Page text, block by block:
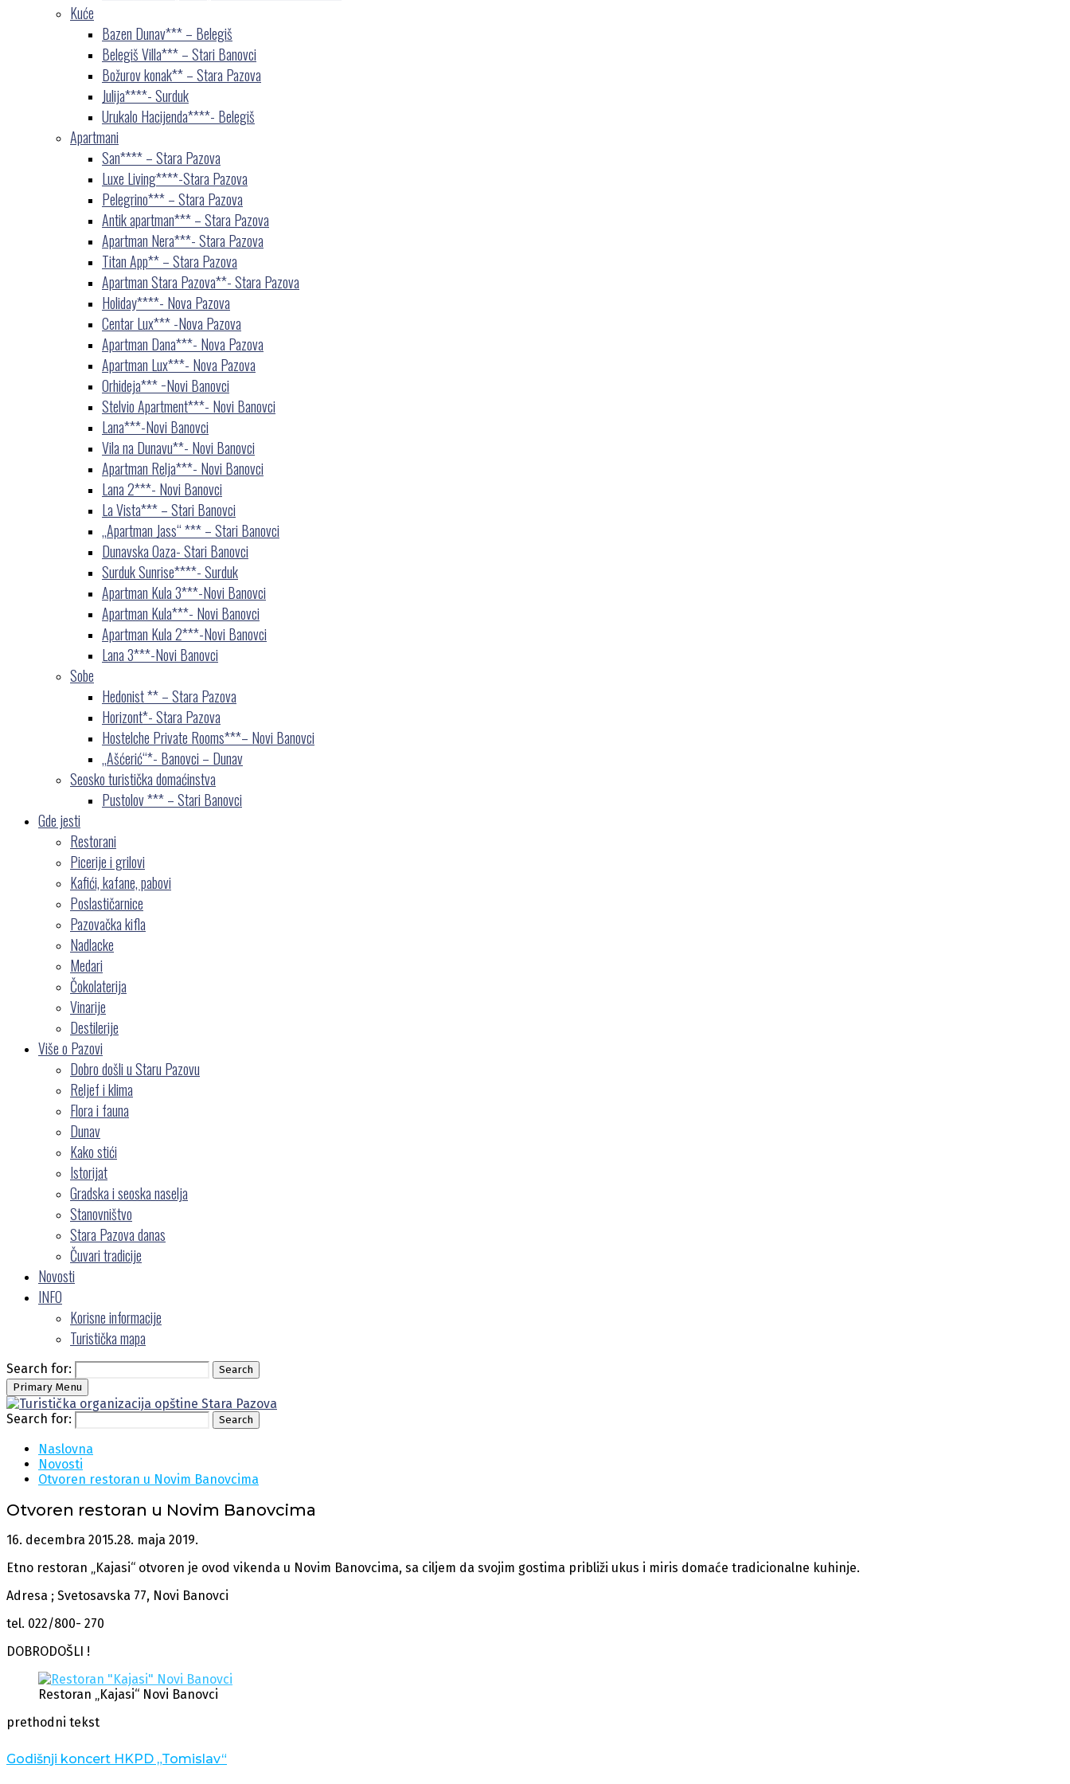
Kuće
Bazen Dunav*** – Belegiš
Belegiš Villa*** – Stari Banovci
Božurov konak** – Stara Pazova
Julija****- Surduk
Urukalo Hacijenda****- Belegiš
Apartmani
San**** – Stara Pazova
Luxe Living****-Stara Pazova
Pelegrino*** – Stara Pazova
Antik apartman*** – Stara Pazova
Apartman Nera***- Stara Pazova
Titan App** – Stara Pazova
Apartman Stara Pazova**- Stara Pazova
Holiday****- Nova Pazova
Centar Lux*** -Nova Pazova
Apartman Dana***- Nova Pazova
Apartman Lux***- Nova Pazova
Orhideja*** −Novi Banovci
Stelvio Apartment***- Novi Banovci
Lana***-Novi Banovci
Vila na Dunavu**- Novi Banovci
Apartman Relja***- Novi Banovci
Lana 2***- Novi Banovci
La Vista*** – Stari Banovci
„Apartman Jass“ *** – Stari Banovci
Dunavska Oaza- Stari Banovci
Surduk Sunrise****- Surduk
Apartman Kula 3***-Novi Banovci
Apartman Kula***- Novi Banovci
Apartman Kula 2***-Novi Banovci
Lana 3***-Novi Banovci
Sobe
Hedonist ** – Stara Pazova
Horizont*- Stara Pazova
Hostelche Private Rooms***– Novi Banovci
„Ašćerić“*- Banovci – Dunav
Seosko turistička domaćinstva
Pustolov *** – Stari Banovci
Gde jesti
Restorani
Picerije i grilovi
Kafići, kafane, pabovi
Poslastičarnice
Pazovačka kifla
Nadlacke
Medari
Čokolaterija
Vinarije
Destilerije
Više o Pazovi
Dobro došli u Staru Pazovu
Reljef i klima
Flora i fauna
Dunav
Kako stići
Istorijat
Gradska i seoska naselja
Stanovništvo
Stara Pazova danas
Čuvari tradicije
Novosti
INFO
Korisne informacije
Turistička mapa
Search for:
Search
Primary Menu
Search for: Search
Naslovna
Novosti
Otvoren restoran u Novim Banovcima
Otvoren restoran u Novim Banovcima
16. decembra 2015.28. maja 2019.
Etno restoran „Kajasi“ otvoren je ovod vikenda u Novim Banovcima, sa ciljem da svojim gostima približi ukus i miris domaće tradicionalne kuhinje.
Adresa ; Svetosavska 77, Novi Banovci
tel. 022/800- 270
DOBRODOŠLI !
Restoran „Kajasi“ Novi Banovci
prethodni tekst
Godišnji koncert HKPD „Tomislav“